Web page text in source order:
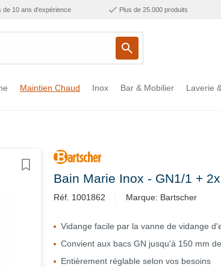
de 10 ans d'expérience Plus de 25.000 produits
Maintien Chaud Inox Bar & Mobilier Laverie
Bain Marie Inox - GN1/1 +
Réf. 1001862 Marque: Bartscher
Vidange facile par la vanne de vidange
Convient aux bacs GN jusqu'à 150 mm
Entièrement réglable selon vos besoins